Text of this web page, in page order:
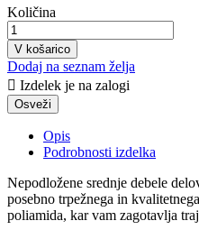
Količina
V košarico
Dodaj na seznam želja
 Izdelek je na zalogi
Opis
Podrobnosti izdelka
Nepodložene srednje debele
posebno trpežnega in
poliamida, kar vam zagotavlja